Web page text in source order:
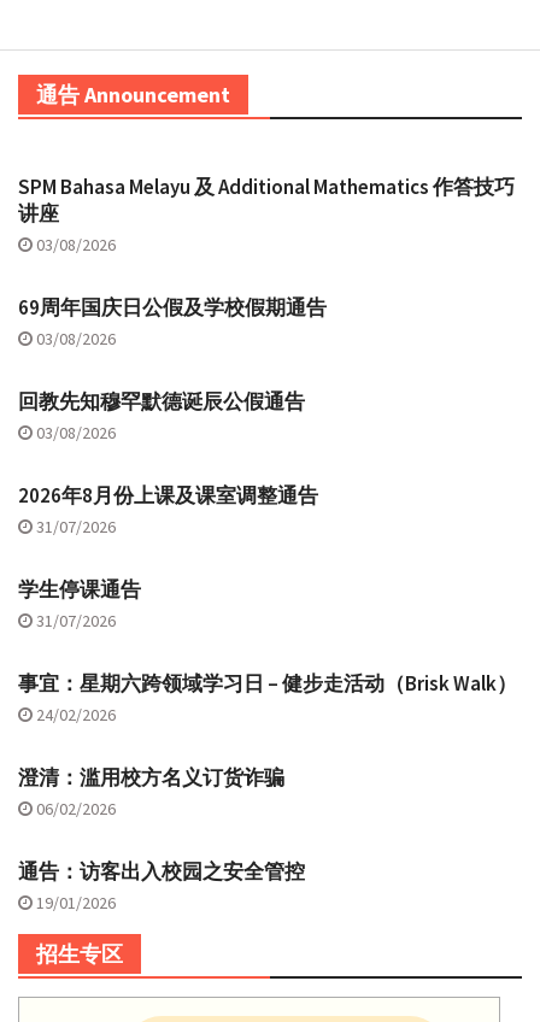
通告 Announcement
SPM Bahasa Melayu 及 Additional Mathematics 作答技巧
讲座
03/08/2026
69周年国庆日公假及学校假期通告
03/08/2026
回教先知穆罕默德诞辰公假通告
03/08/2026
2026年8月份上课及课室调整通告
31/07/2026
学生停课通告
31/07/2026
事宜：星期六跨领域学习日 – 健步走活动（Brisk Walk）
24/02/2026
澄清：滥用校方名义订货诈骗
06/02/2026
通告：访客出入校园之安全管控
19/01/2026
招生专区